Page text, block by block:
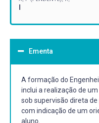
I
Ementa
A formação do
inclui a realização de
sob supervisão direta
com indicação de um
aluno.